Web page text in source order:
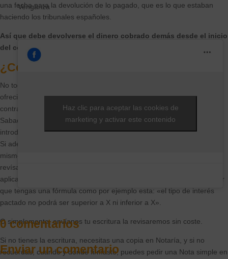
una fecha para la devolución de lo pagado, que es lo que estaban
haciendo los tribunales españoles.
Así que debe devolverse el dinero cobrado demás desde el inicio
del contrato de la hipoteca.
¿Cómo puedo saber ahora si la tengo?
No todos los bancos introdujeron estas cláusulas, ni tampoco las
ofrecieron con la misma opacidad a sus clientes. Si tu hipoteca está
contratada con BBVA, Cajamar, Banco Popular, Liberbank, Banco
Sabadell, Caixabank o Bankia, hay más posibilidades de que se
introdujera alguna de estas cláusulas, al menos antes de 2012.
Si además tu cuota está estancada desde 2010 y pagas siempre lo
mismo, probablemente tengas una cláusula suelo en tu escritura,
revísala y busca frases como “interés mínimo” o “límites a la
aplicación del interés variable” “túnel hipotecario”. También puede ser
que tengas una fórmula como por ejemplo esta: «el tipo de interés
pactado no podrá ser superior a X ni inferior a X».
O simplemente, envíanos tu escritura la revisaremos sin coste.
Si no tienes la escritura, necesitas una copia en Notaría, y si no
recuerdas, cuando y donde firmaste, puedes pedir una Nota simple en
Venganza
Haz clic para aceptar las cookies de
marketing y activar este contenido
0 comentarios
Enviar un comentario